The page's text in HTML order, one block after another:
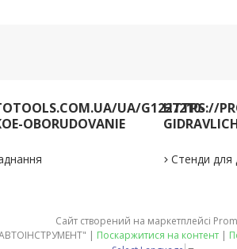
UA/G1227210-
OBORUDOVANIE
HTTPS://
Стенди для
Сайт створений на маркетплейсі
Магазин "АВТОІНСТРУМЕНТ" | Поскаржитися на контент |